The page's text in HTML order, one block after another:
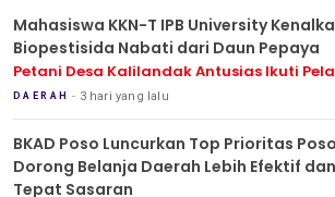
Mahasiswa KKN-T IPB University
Biopestisida Nabati dari Daun Pepaya
Petani Desa Kalilandak Antusias Ikuti
DAERAH 3 hari yang lalu
BKAD Poso Luncurkan Top Prioritas
Dorong Belanja Daerah Lebih Efektif dan
Tepat Sasaran